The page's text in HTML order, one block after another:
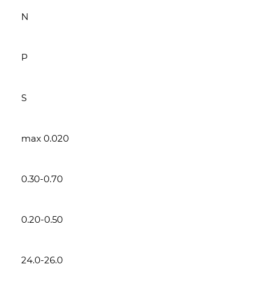
N
P
S
max 0.020
0.30-0.70
0.20-0.50
24.0-26.0